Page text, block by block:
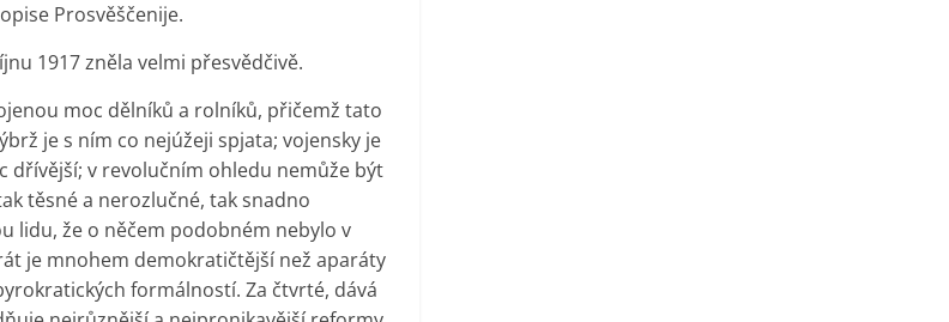
Prosvěščenije.
1917 zněla velmi přesvědčivě.
moc dělníků a rolníků, přičemž tato
je s ním co nejúžeji spjata; vojensky je
v revolučním ohledu nemůže být
těsné a nerozlučné, tak snadno
lidu, že o něčem podobném nebylo v
je mnohem demokratičtější než aparáty
formálností. Za čtvrté, dává